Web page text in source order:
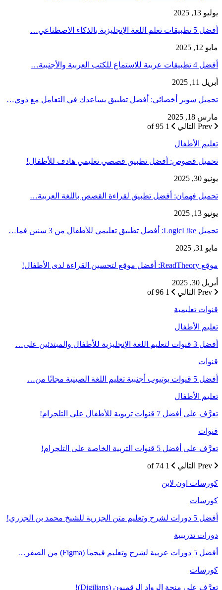
يوليو 13, 2025
أفضل 5 تطبيقات تعلم اللغة الإنجليزية بالذكاء الاصطناعي…
مايو 12, 2025
أفضل 4 تطبيقات عربية للاستماع للكتب العربية والأجنبية…
أبريل 11, 2025
تحميل سوبر أخصائي: أفضل تطبيق يساعدك في التعامل مع ذوي…
مارس 18, 2025
التالي 1 of 95
تعليم الأطفال
تحميل قصوص: أفضل تطبيق قصصي تعليمي هادف للأطفال!
يونيو 30, 2025
تحميل فهمان: أفضل تطبيق لقراءة القصص باللغة العربية…
يونيو 13, 2025
تحميل LogicLike: أفضل تطبيق تعليمي للأطفال من 3 سنين فما…
مايو 31, 2025
موقع ReadTheory: أفضل موقع لتحسين القراءة لدى الأطفال!
أبريل 30, 2025
التالي 1 of 96
قنوات تعليمية
تعليم الأطفال
أفضل 3 قنوات لتعليم اللغة الإنجليزية للأطفال والمبتدئين على…
قنوات
أفضل 5 قنوات يوتيوب أجنبية تعليم اللغة الصينية مجانًا من…
تعليم الأطفال
تعرَّف على أفضل 7 قنوات تربوية للأطفال على التلجرام!
قنوات
تعرَّف على أفضل 5 قنوات التربية الخاصة على التلجرام!
التالي 1 of 74
كورسات اون لاين
كورسات
أفضل 5 دورات لشرح وتعليم متن الجزرية للشيخ محمد بن الجزري!
دورات تدريبية
أفضل 5 دورات عربية لشرح وتعليم فيجما (Figma) من الصفر…
كورسات
تعرَّف على منحة الرواد الرقميون (Digilians)!